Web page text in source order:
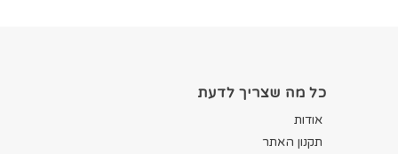
כל מה שצריך לדעת
אודות
תקנון האתר